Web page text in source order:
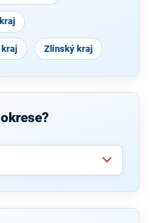
Zlínský kraj